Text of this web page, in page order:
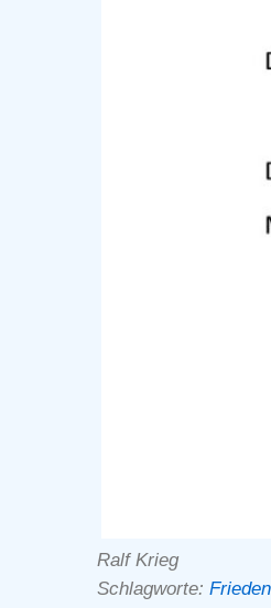
Ralf Krieg
Schlagworte: